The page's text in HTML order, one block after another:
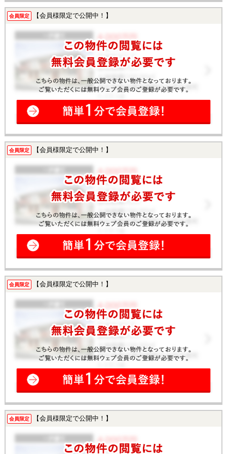
会員限定 【会員様限定で公開中！】
会員限定 【会員様限定で公開中！】
会員限定 【会員様限定で公開中！】
会員限定 【会員様限定で公開中！】